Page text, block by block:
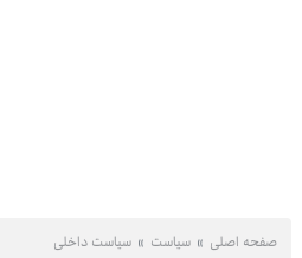
صفحه اصلی سیاست سیاست داخلی